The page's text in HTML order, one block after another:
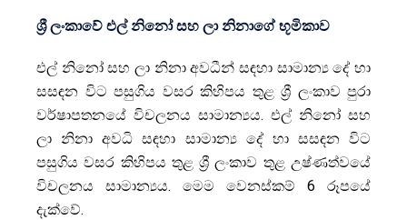
ශ්‍රී ලංකාවේ එල් නිනෝ සහ ලා නිනාගේ භූමිකාව
එල් නිනෝ සහ ලා නිනා අවධීන් සඳහා සාමාන්‍ය දේ හා
සසඳන විට පසුගිය වසර කිහිපය තුළ ශ්‍රී ලංකාව පුරා
වර්ෂාපතනයේ විචලනය සාමාන්‍යය. එල් නිනෝ සහ
ලා නිනා අවධි සඳහා සාමාන්‍ය දේ හා සසඳන විට
පසුගිය වසර කිහිපය තුළ ශ්‍රී ලංකාව තුළ උෂ්ණත්වයේ
විචලනය සාමාන්‍යය. මෙම වෙනස්කම් 6 රූපයේ
දැක්වේ.